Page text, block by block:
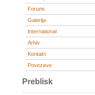
Forumi
Galerija
International
Arhiv
Kontakt
Povezave
Preblisk